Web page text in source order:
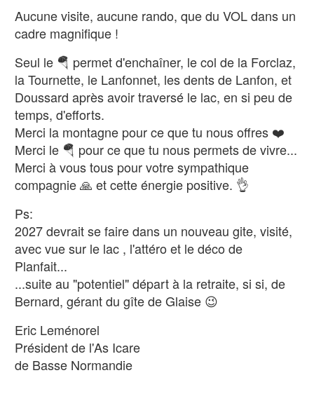
Aucune visite, aucune rando, que du VOL dans un
cadre magnifique !
Seul le 🪂 permet d'enchaîner, le col de la Forclaz,
la Tournette, le Lanfonnet, les dents de Lanfon, et
Doussard après avoir traversé le lac, en si peu de
temps, d'efforts.
Merci la montagne pour ce que tu nous offres ❤️
Merci le 🪂 pour ce que tu nous permets de vivre...
Merci à vous tous pour votre sympathique
compagnie 🙏 et cette énergie positive. 👌
Ps:
2027 devrait se faire dans un nouveau gite, visité,
avec vue sur le lac , l'attéro et le déco de
Planfait...
...suite au "potentiel" départ à la retraite, si si, de
Bernard, gérant du gîte de Glaise 😉
Eric Leménorel
Président de l'As Icare
de Basse Normandie